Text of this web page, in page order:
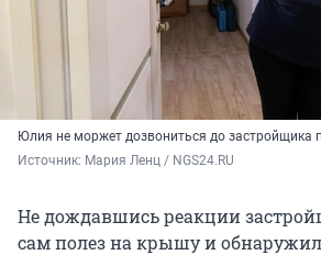
Юлия не моржет дозвониться до застройщика
Источник: Мария Ленц / NGS24.RU
Не дождавшись реакции
сам полез на крышу и